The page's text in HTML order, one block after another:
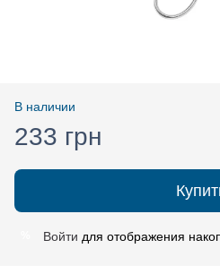
В наличии
233 грн
Войти для отображения